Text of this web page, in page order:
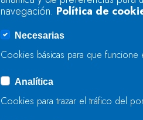
navegación. Política de
Necesarias
Cookies básicas para que funcione
Analítica
Cookies para trazar el tráfico del